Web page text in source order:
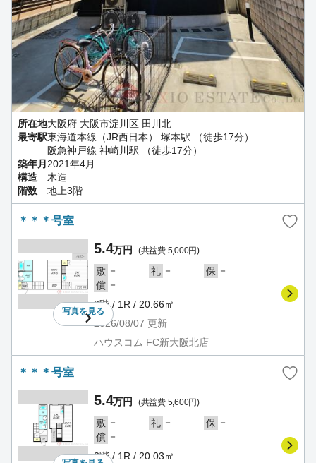
所在地大阪府 大阪市淀川区 田川北
最寄駅東海道本線（JR西日本） 塚本駅 （徒歩17分）
阪急神戸線 神崎川駅 （徒歩17分）
築年月2021年4月
構造
木造
階数
地上3階
＊＊＊号室
写真を見る
5.4万円 (共益費 5,000円)
敷 － 礼 － 保 －
償 －
2階 / 1R / 20.66㎡
2026/08/07 更新
ハウスコム FC新大阪北店
＊＊＊号室
5.4万円 (共益費 5,600円)
敷 － 礼 － 保 －
償 －
2階 / 1R / 20.03㎡